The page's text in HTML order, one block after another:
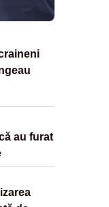
au furat